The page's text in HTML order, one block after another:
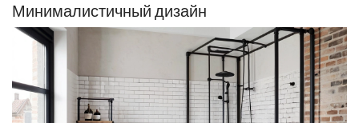
Минималистичный дизайн